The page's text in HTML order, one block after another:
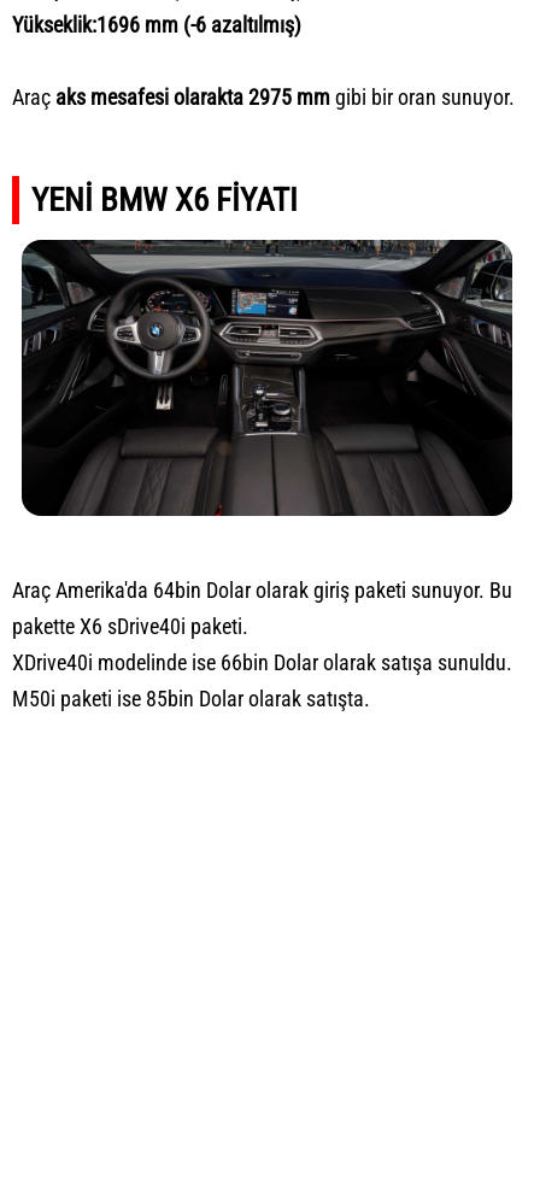
Yükseklik:1696 mm (-6 azaltılmış)
Araç aks mesafesi olarakta 2975 mmgibi bir oran sunuyor.
YENİ BMW X6 FİYATI
Araç Amerika'da 64bin Dolar olarak giriş paketi sunuyor. Bu
pakette X6 sDrive40i paketi.
XDrive40i modelinde ise 66bin Dolar olarak satışa sunuldu.
M50i paketi ise 85bin Dolar olarak satışta.